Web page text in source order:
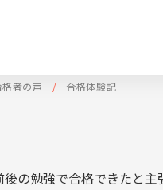
格者の声 合格体験記
の勉強で合格できたと